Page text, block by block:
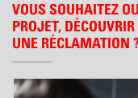
VOUS SOUHAITEZ
PROJET,
UNE RÉCLAMATION